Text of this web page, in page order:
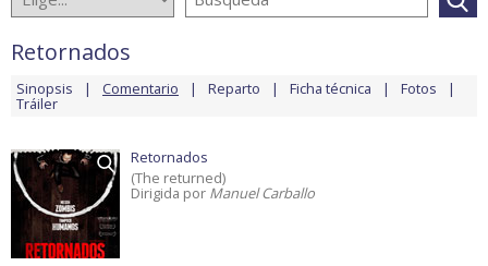
Retornados
Sinopsis Comentario Reparto Ficha técnica Fotos
Tráiler
Retornados
(The returned)
Dirigida por Manuel Carballo